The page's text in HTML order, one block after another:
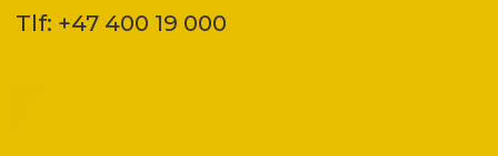
Tlf: +47 400 19 000